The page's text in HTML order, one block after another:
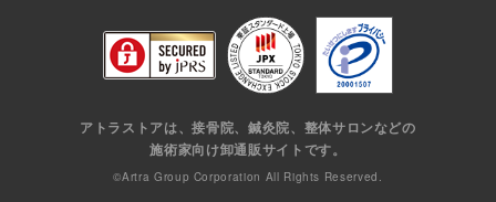
アトラストアは、接骨院、鍼灸院、整体サロンなどの
施術家向け卸通販サイトです。
©Artra Group Corporation All Rights Reserved.